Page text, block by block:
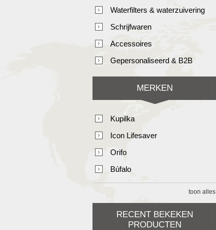
Waterfilters & waterzuivering
Schrijfwaren
Accessoires
Gepersonaliseerd & B2B
MERKEN
Kupilka
Icon Lifesaver
Orifo
Búfalo
toon alles
RECENT BEKEKEN
PRODUCTEN